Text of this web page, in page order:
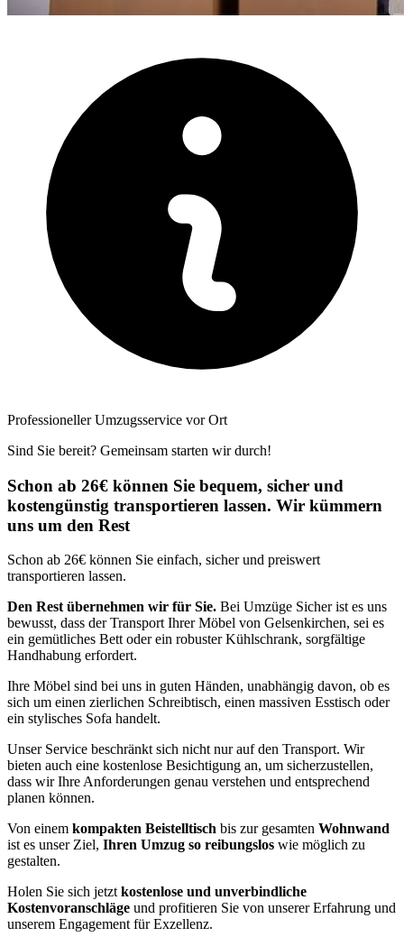
Professioneller Umzugsservice vor Ort
Sind Sie bereit? Gemeinsam starten wir durch!
Schon ab 26€ können Sie bequem, sicher und
kostengünstig transportieren lassen. Wir kümmern
uns um den Rest
Schon ab 26€ können Sie einfach, sicher und preiswert
transportieren lassen.
Den Rest übernehmen wir für Sie. Bei Umzüge Sicher ist es uns
bewusst, dass der Transport Ihrer Möbel von Gelsenkirchen, sei es
ein gemütliches Bett oder ein robuster Kühlschrank, sorgfältige
Handhabung erfordert.
Ihre Möbel sind bei uns in guten Händen, unabhängig davon, ob es
sich um einen zierlichen Schreibtisch, einen massiven Esstisch oder
ein stylisches Sofa handelt.
Unser Service beschränkt sich nicht nur auf den Transport. Wir
bieten auch eine kostenlose Besichtigung an, um sicherzustellen,
dass wir Ihre Anforderungen genau verstehen und entsprechend
planen können.
Von einem kompakten Beistelltisch bis zur gesamten Wohnwand
ist es unser Ziel, Ihren Umzug so reibungslos wie möglich zu
gestalten.
Holen Sie sich jetzt kostenlose und unverbindliche
Kostenvoranschläge und profitieren Sie von unserer Erfahrung und
unserem Engagement für Exzellenz.